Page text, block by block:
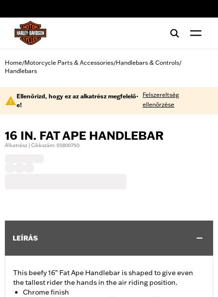
Home/Motorcycle Parts & Accessories/Handlebars & Controls/
Handlebars
Ellenőrizd, hogy ez az alkatrész megfelelő-
e!
Felszereltség
ellenőrzése
16 IN. FAT APE HANDLEBAR
Alkatrész | Cikkszám: 55800750
LEÍRÁS
This beefy 16” Fat Ape Handlebar is shaped to give even
the tallest rider the hands in the air riding position.
Chrome finish